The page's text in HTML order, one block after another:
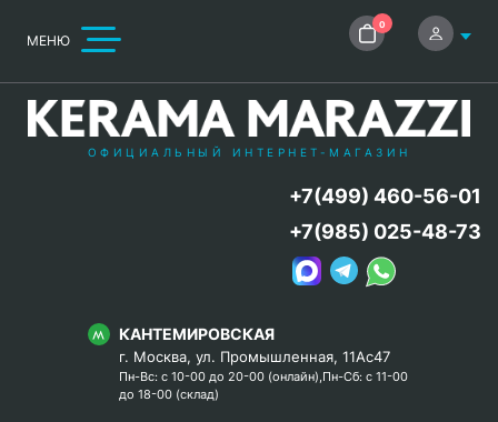
МЕНЮ
0
ОФИЦИАЛЬНЫЙ ИНТЕРНЕТ-МАГАЗИН
КАНТЕМИРОВСКАЯ
г. Москва, ул. Промышленная, 11Ас47
Пн-Вс: с 10-00 до 20-00 (онлайн),Пн-Сб: с 11-00
до 18-00 (склад)
+7(499) 460-56-01
+7(985) 025-48-73